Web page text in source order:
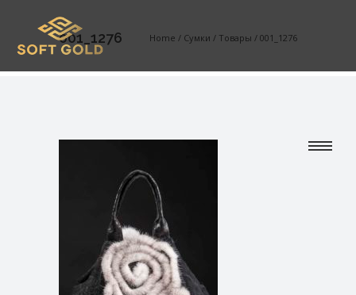
001_1276 Home / Сумки / Товары / 001_1276